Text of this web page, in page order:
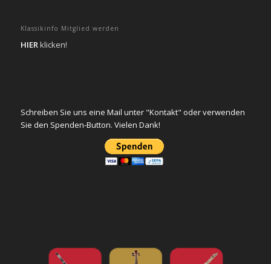
Klassikinfo Mitglied werden
HIERklicken!
Schreiben Sie uns eine Mail unter "Kontakt" oder verwenden
Sie den Spenden-Button. Vielen Dank!